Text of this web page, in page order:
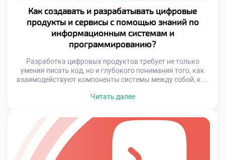
Как создавать и разрабатывать цифровые
продукты и сервисы с помощью знаний по
информационным системам и
программированию?
Разработка цифровых продуктов требует не только
умения писать код, но и глубокого понимания того, как
взаимодействуют компоненты системы между собой, как
масштабируемость. Успешный цифровой продукт
грамотно выбранной технологии и внимательном подходе
к потребностям пользователей. Если вы хотите научиться
создавать эффективные цифровые сервисы, […]
Читать далее